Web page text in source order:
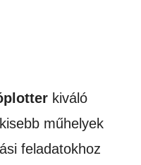
kiváló
műhelyek
feladatokhoz